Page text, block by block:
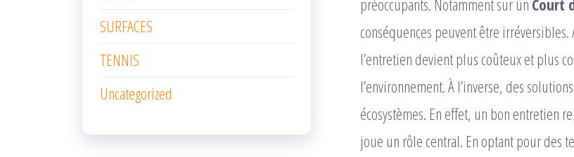
conséquences peuvent être
l’entretien devient plus coûteux et plus
l’environnement. À l’inverse, des
écosystèmes. En effet, un bon entretien
joue un rôle central. En optant pour des
SURFACES
TENNIS
Uncategorized